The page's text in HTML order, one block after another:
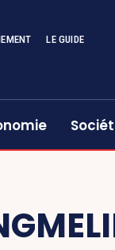
LE GUIDE